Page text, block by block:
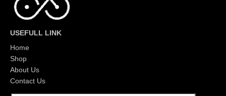
USEFULL LINK
Home
Shop
About Us
Contact Us